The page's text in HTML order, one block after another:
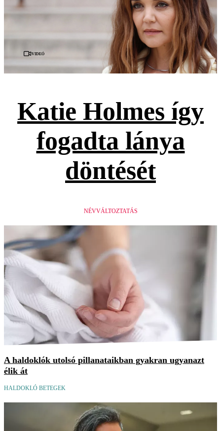
Videó
Katie Holmes így
fogadta lánya
döntését
NÉVVÁLTOZTATÁS
A haldoklók utolsó pillanataikban gyakran ugyanazt
élik át
HALDOKLÓ BETEGEK